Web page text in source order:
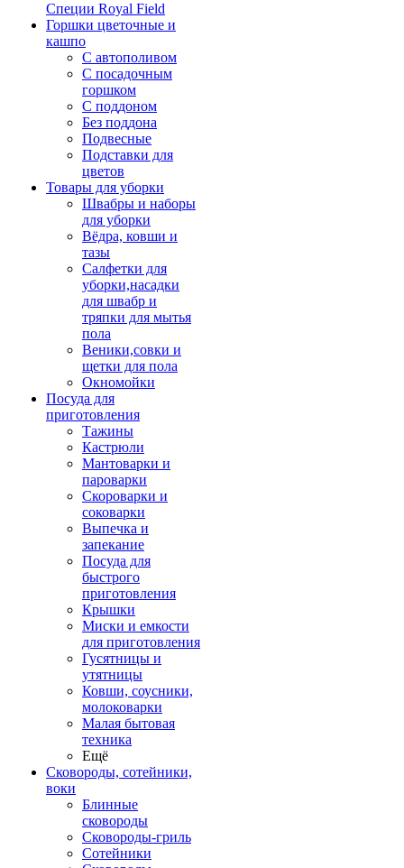
Специи Royal Field
Горшки цветочные и
кашпо
С автополивом
С посадочным
горшком
С поддоном
Без поддона
Подвесные
Подставки для
цветов
Товары для уборки
Швабры и наборы
для уборки
Вёдра, ковши и
тазы
Салфетки для
уборки,насадки
для швабр и
тряпки для мытья
пола
Веники,совки и
щетки для пола
Окномойки
Посуда для
приготовления
Тажины
Кастрюли
Мантоварки и
пароварки
Скороварки и
соковарки
Выпечка и
запекание
Посуда для
быстрого
приготовления
Крышки
Миски и емкости
для приготовления
Гусятницы и
утятницы
Ковши, соусники,
молоковарки
Малая бытовая
техника
Ещё
Сковороды, сотейники,
воки
Блинные
сковороды
Сковороды-гриль
Сотейники